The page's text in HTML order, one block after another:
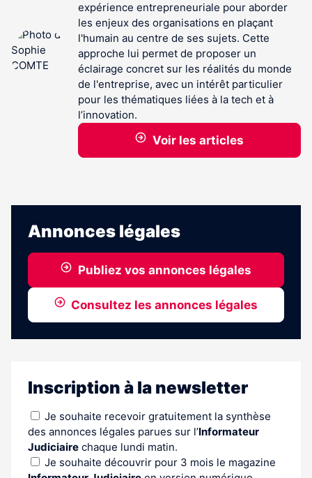
expérience entrepreneuriale pour aborder
les enjeux des organisations en plaçant
l'humain au centre de ses sujets. Cette
approche lui permet de proposer un
éclairage concret sur les réalités du monde
de l'entreprise, avec un intérêt particulier
pour les thématiques liées à la tech et à
l’innovation.
Voir les articles
Annonces légales
Publiez vos annonces légales
Consultez les annonces légales
Inscription à la newsletter
Je souhaite recevoir gratuitement la synthèse
des annonces légales parues sur l’Informateur
Judiciaire chaque lundi matin.
Je souhaite découvrir pour 3 mois le magazine